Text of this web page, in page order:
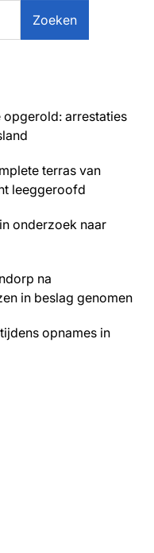
Zoeken
opgerold: arrestaties
terras van
leeggeroofd
onderzoek naar
na
in beslag genomen
opnames in